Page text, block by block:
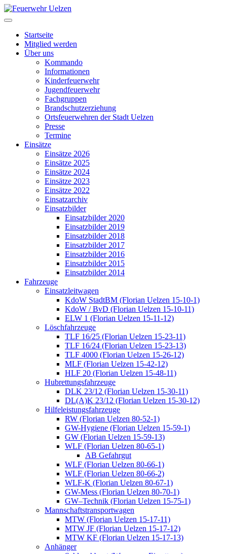
Startseite
Mitglied werden
Über uns
Kommando
Informationen
Kinderfeuerwehr
Jugendfeuerwehr
Fachgruppen
Brandschutzerziehung
Ortsfeuerwehren der Stadt Uelzen
Presse
Termine
Einsätze
Einsätze 2026
Einsätze 2025
Einsätze 2024
Einsätze 2023
Einsätze 2022
Einsatzarchiv
Einsatzbilder
Einsatzbilder 2020
Einsatzbilder 2019
Einsatzbilder 2018
Einsatzbilder 2017
Einsatzbilder 2016
Einsatzbilder 2015
Einsatzbilder 2014
Fahrzeuge
Einsatzleitwagen
KdoW StadtBM (Florian Uelzen 15-10-1)
KdoW / BvD (Florian Uelzen 15-10-11)
ELW 1 (Florian Uelzen 15-11-12)
Löschfahrzeuge
TLF 16/25 (Florian Uelzen 15-23-11)
TLF 16/24 (Florian Uelzen 15-23-13)
TLF 4000 (Florian Uelzen 15-26-12)
MLF (Florian Uelzen 15-42-12)
HLF 20 (Florian Uelzen 15-48-11)
Hubrettungsfahrzeuge
DLK 23/12 (Florian Uelzen 15-30-11)
DL(A)K 23/12 (Florian Uelzen 15-30-12)
Hilfeleistungsfahrzeuge
RW (Florian Uelzen 80-52-1)
GW-Hygiene (Florian Uelzen 15-59-1)
GW (Florian Uelzen 15-59-13)
WLF (Florian Uelzen 80-65-1)
AB Gefahrgut
WLF (Florian Uelzen 80-66-1)
WLF (Florian Uelzen 80-66-2)
WLF-K (Florian Uelzen 80-67-1)
GW-Mess (Florian Uelzen 80-70-1)
GW–Technik (Florian Uelzen 15-75-1)
Mannschaftstransportwagen
MTW (Florian Uelzen 15-17-11)
MTW JF (Florian Uelzen 15-17-12)
MTW KF (Florian Uelzen 15-17-13)
Anhänger